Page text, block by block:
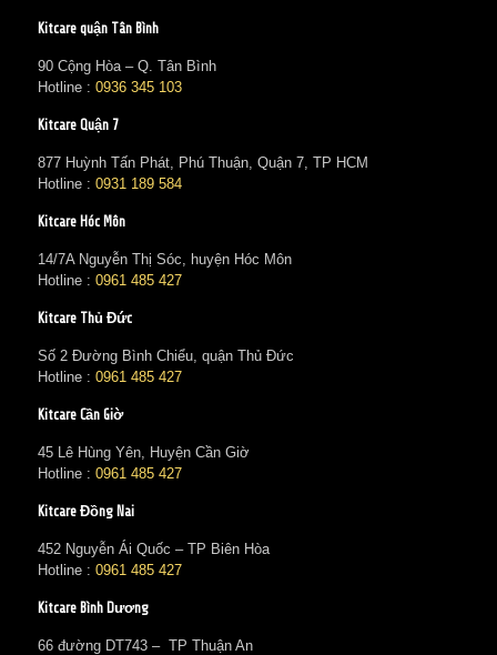
Kitcare quận Tân Bình
90 Cộng Hòa – Q. Tân Bình
Hotline : 0936 345 103
Kitcare Quận 7
877 Huỳnh Tấn Phát, Phú Thuận, Quận 7, TP HCM
Hotline : 0931 189 584
Kitcare Hóc Môn
14/7A Nguyễn Thị Sóc, huyện Hóc Môn
Hotline : 0961 485 427
Kitcare Thủ Đức
Số 2 Đường Bình Chiểu, quận Thủ Đức
Hotline : 0961 485 427
Kitcare Cần Giờ
45 Lê Hùng Yên, Huyện Cần Giờ
Hotline : 0961 485 427
Kitcare Đồng Nai
452 Nguyễn Ái Quốc – TP Biên Hòa
Hotline : 0961 485 427
Kitcare Bình Dương
66 đường DT743 – TP Thuận An